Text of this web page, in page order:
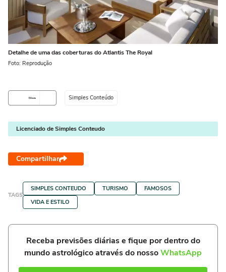
Detalhe de uma das coberturas do Atlantis The Royal
Foto: Reprodução
Simples Conteúdo
Licenciado de Simples Conteudo
Compartilhar
TAGS
SIMPLES CONTEUDO TURISMO
FAMOSOS
VIDA E ESTILO
Receba previsões diárias e fique por dentro do
mundo astrológico através do nossoWhatsApp